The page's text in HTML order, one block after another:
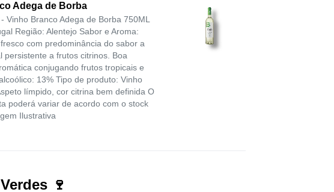
Adega de Borba
Vinho Branco Adega de Borba 750ML
Região: Alentejo Sabor e Aroma:
com predominância do sabor a
persistente a frutos citrinos. Boa
conjugando frutos tropicais e
13% Tipo de produto: Vinho
límpido, cor citrina bem definida O
poderá variar de acordo com o stock
Ilustrativa
🍷